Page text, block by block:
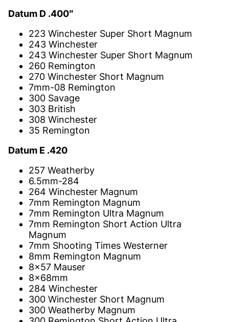
Datum D .400″
223 Winchester Super Short Magnum
243 Winchester
243 Winchester Super Short Magnum
260 Remington
270 Winchester Short Magnum
7mm-08 Remington
300 Savage
303 British
308 Winchester
35 Remington
Datum E .420
257 Weatherby
6.5mm-284
264 Winchester Magnum
7mm Remington Magnum
7mm Remington Ultra Magnum
7mm Remington Short Action Ultra
Magnum
7mm Shooting Times Westerner
8mm Remington Magnum
8×57 Mauser
8x68mm
284 Winchester
300 Winchester Short Magnum
300 Weatherby Magnum